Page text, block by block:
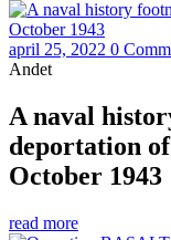
april 25, 2022 0
Andet
A naval
deportation
October 1943
read more